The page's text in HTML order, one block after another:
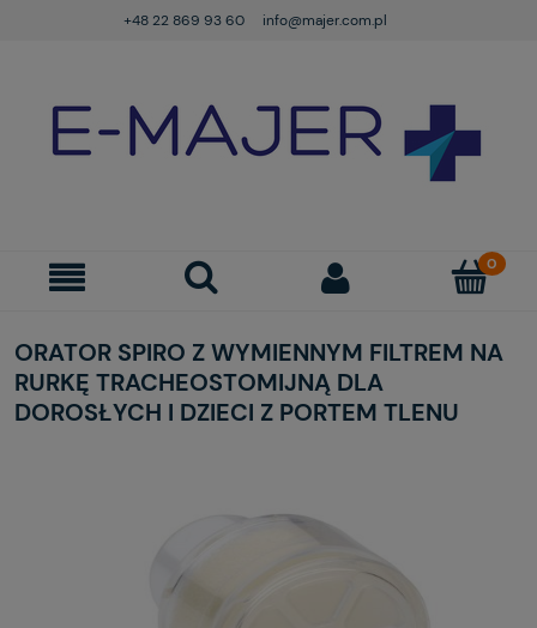
+48 22 869 93 60 info@majer.com.pl
ORATOR SPIRO Z WYMIENNYM FILTREM NA
RURKĘ TRACHEOSTOMIJNĄ DLA
DOROSŁYCH I DZIECI Z PORTEM TLENU